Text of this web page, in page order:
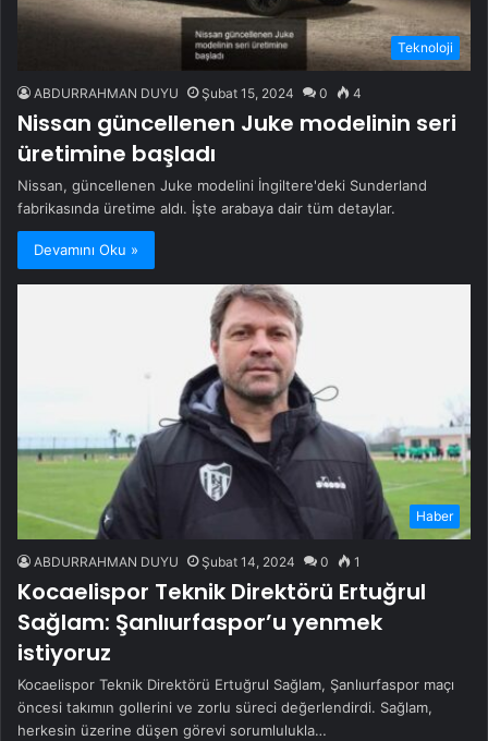
Teknoloji
ABDURRAHMAN DUYU Şubat 15, 2024 0 4
Nissan güncellenen Juke modelinin seri
üretimine başladı
Nissan, güncellenen Juke modelini İngiltere'deki Sunderland
fabrikasında üretime aldı. İşte arabaya dair tüm detaylar.
Devamını Oku »
Haber
ABDURRAHMAN DUYU Şubat 14, 2024 0 1
Kocaelispor Teknik Direktörü Ertuğrul
Sağlam: Şanlıurfaspor’u yenmek
istiyoruz
Kocaelispor Teknik Direktörü Ertuğrul Sağlam, Şanlıurfaspor maçı
öncesi takımın gollerini ve zorlu süreci değerlendirdi. Sağlam,
herkesin üzerine düşen görevi sorumlulukla…